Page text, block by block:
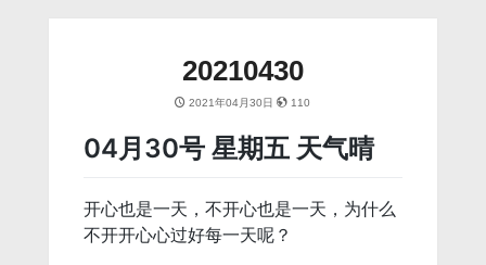
20210430
2021年04月30日 110
04月30号 星期五 天气晴
开心也是一天，不开心也是一天，为什么
不开开心心过好每一天呢？